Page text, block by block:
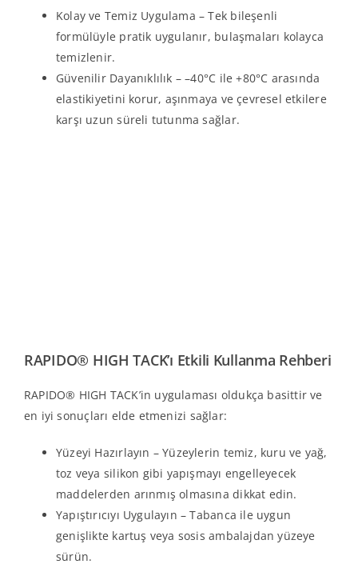
Kolay ve Temiz Uygulama – Tek bileşenli
formülüyle pratik uygulanır, bulaşmaları kolayca
temizlenir.
Güvenilir Dayanıklılık – –40°C ile +80°C arasında
elastikiyetini korur, aşınmaya ve çevresel etkilere
karşı uzun süreli tutunma sağlar.
RAPIDO® HIGH TACK’ı Etkili Kullanma Rehberi
RAPIDO® HIGH TACK’in uygulaması oldukça basittir ve
en iyi sonuçları elde etmenizi sağlar:
Yüzeyi Hazırlayın – Yüzeylerin temiz, kuru ve yağ,
toz veya silikon gibi yapışmayı engelleyecek
maddelerden arınmış olmasına dikkat edin.
Yapıştırıcıyı Uygulayın – Tabanca ile uygun
genişlikte kartuş veya sosis ambalajdan yüzeye
sürün.